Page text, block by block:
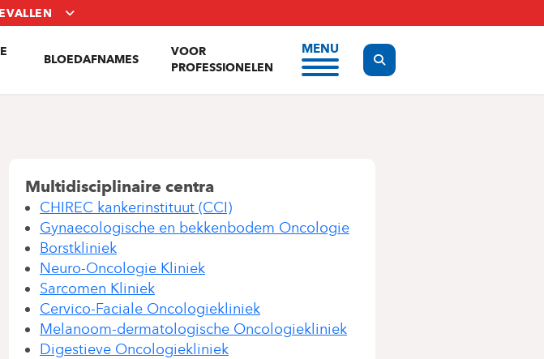
BLOEDAFNAMES
VOOR
PROFESSIONELEN
MENU
Display the search form
Multidisciplinaire centra
CHIREC kankerinstituut (CCI)
Gynaecologische en bekkenbodem Oncologie
Borstkliniek
Neuro-Oncologie Kliniek
Sarcomen Kliniek
Cervico-Faciale Oncologiekliniek
Melanoom-dermatologische Oncologiekliniek
Digestieve Oncologiekliniek